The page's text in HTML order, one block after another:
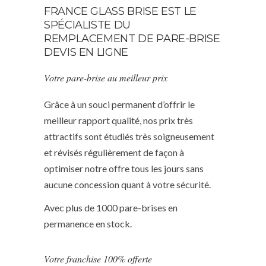
FRANCE GLASS BRISE EST LE
SPÉCIALISTE DU
REMPLACEMENT DE PARE-BRISE
DEVIS EN LIGNE
Votre pare-brise au meilleur prix
Grâce à un souci permanent d’offrir le
meilleur rapport qualité, nos prix très
attractifs sont étudiés très soigneusement
et révisés régulièrement de façon à
optimiser notre offre tous les jours sans
aucune concession quant à votre sécurité.
Avec plus de 1000 pare-brises en
permanence en stock.
Votre franchise 100% offerte